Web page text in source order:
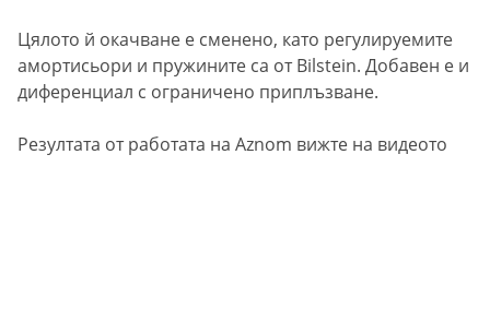
Цялото й окачване е сменено, като регулируемите
амортисьори и пружините са от Bilstein. Добавен е и
диференциал с ограничено приплъзване.
Резултата от работата на Aznom вижте на видеото